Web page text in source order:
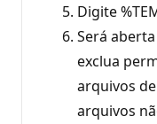
Digite
Será
exclua
arquivos
arquivos